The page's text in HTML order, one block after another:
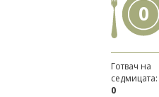
0
Готвач на
седмицата:
0